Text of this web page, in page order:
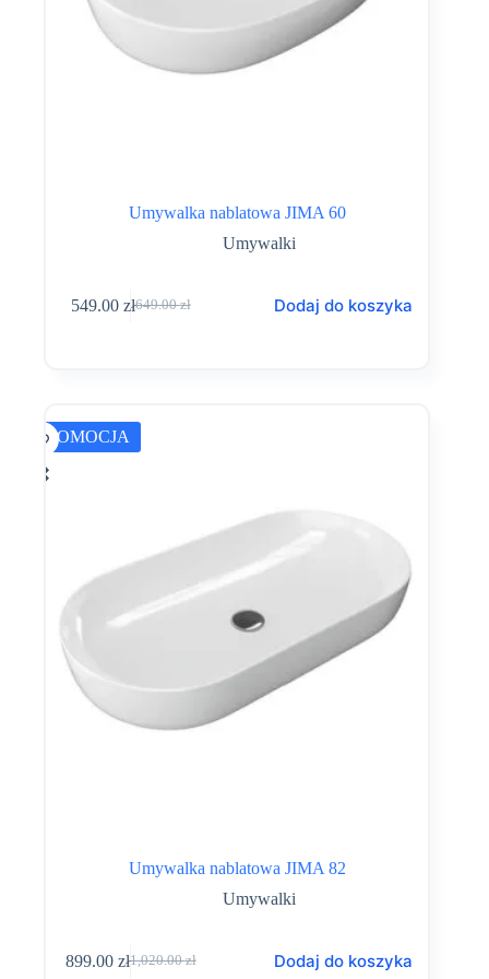
Umywalka nablatowa JIMA 60
Umywalki
649.00zł
Pierwotna
549.00 złAktualna
Dodaj do koszyka
PROMOCJA
Umywalka nablatowa JIMA 82
Umywalki
1,020.00zł
Pierwotna
899.00 złAktualna
Dodaj do koszyka